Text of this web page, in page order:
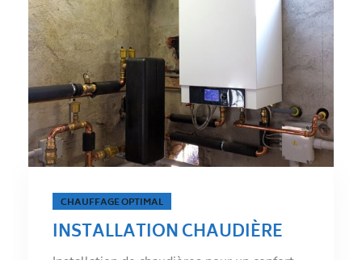
ÉNERGIE PROPRE
INSTALLATION CHAUDIÈRE
ÉLECTRIQUE